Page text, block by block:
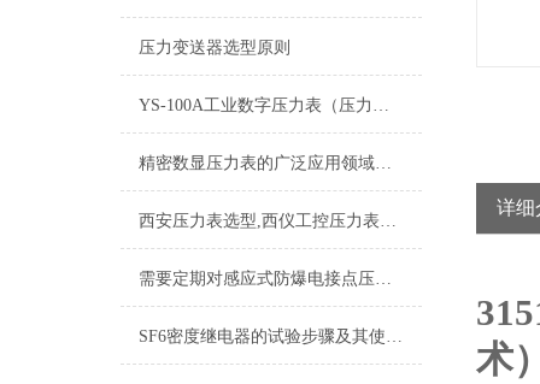
压力变送器选型原则
YS-100A工业数字压力表（压力变送器）
精密数显压力表的广泛应用领域和使用时的注意事项
西安压力表选型,西仪工控压力表厂家
需要定期对感应式防爆电接点压力表进行检修维护
SF6密度继电器的试验步骤及其使用注意事项
详细
术